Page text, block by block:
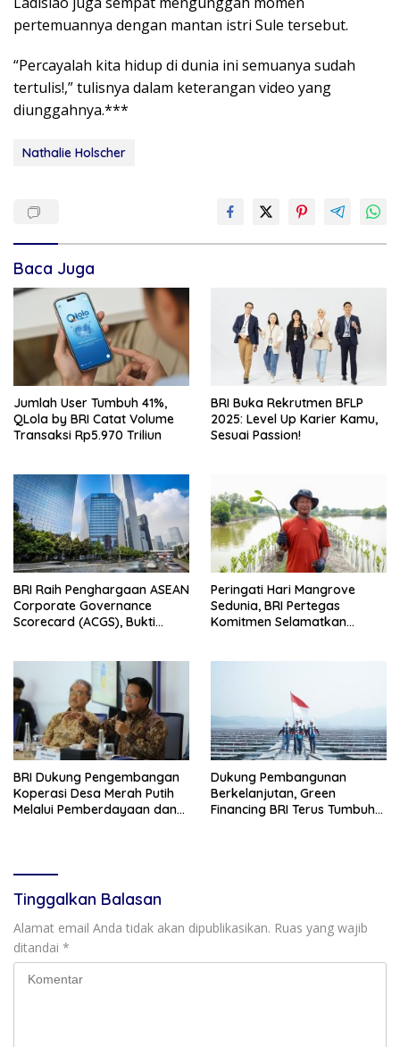
pertemuannya dengan mantan istri Sule tersebut.
“Percayalah kita hidup di dunia ini semuanya sudah
tertulis!,” tulisnya dalam keterangan video yang
diunggahnya.***
Nathalie Holscher
Baca Juga
Jumlah User Tumbuh 41%,
QLola by BRI Catat Volume
Transaksi Rp5.970 Triliun
BRI Buka Rekrutmen BFLP
2025: Level Up Karier Kamu,
Sesuai Passion!
BRI Raih Penghargaan ASEAN
Corporate Governance
Scorecard (ACGS), Bukti
Peringati Hari Mangrove
Sedunia, BRI Pertegas
Komitmen Selamatkan
BRI Dukung Pengembangan
Koperasi Desa Merah Putih
Melalui Pemberdayaan dan
Dukung Pembangunan
Berkelanjutan, Green
Financing BRI Terus Tumbuh
Tinggalkan Balasan
Alamat email Anda tidak akan dipublikasikan. Ruas yang wajib
ditandai *